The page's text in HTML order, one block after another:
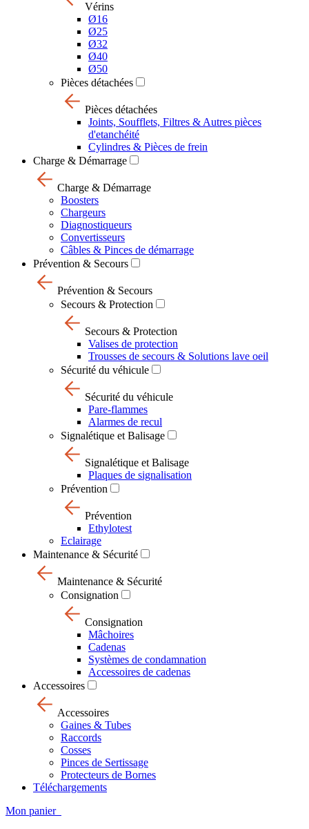
Vérins
Ø16
Ø25
Ø32
Ø40
Ø50
Pièces détachées
Pièces détachées
Joints, Soufflets, Filtres & Autres pièces
d'etanchéité
Cylindres & Pièces de frein
Charge & Démarrage
Charge & Démarrage
Boosters
Chargeurs
Diagnostiqueurs
Convertisseurs
Câbles & Pinces de démarrage
Prévention & Secours
Prévention & Secours
Secours & Protection
Secours & Protection
Valises de protection
Trousses de secours & Solutions lave oeil
Sécurité du véhicule
Sécurité du véhicule
Pare-flammes
Alarmes de recul
Signalétique et Balisage
Signalétique et Balisage
Plaques de signalisation
Prévention
Prévention
Ethylotest
Eclairage
Maintenance & Sécurité
Maintenance & Sécurité
Consignation
Consignation
Mâchoires
Cadenas
Systèmes de condamnation
Accessoires de cadenas
Accessoires
Accessoires
Gaines & Tubes
Raccords
Cosses
Pinces de Sertissage
Protecteurs de Bornes
Téléchargements
Mon panier